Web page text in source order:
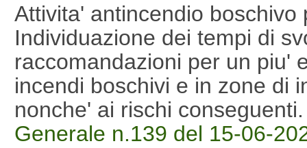
Attivita' antincendio
Individuazione dei tempi di
raccomandazioni per un piu'
incendi boschivi e in zone di
nonche' ai rischi
Generale n.139 del 15-06-